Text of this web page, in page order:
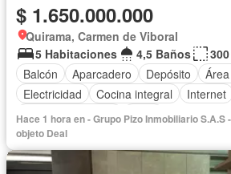
$ 1.650.000.000
Quirama, Carmen de Viboral
5 Habitaciones
4,5 Baños
Balcón
Aparcadero Depósito
Electricidad
Cocina integral Internet
Cuarto de servicio
Agua
Hace 1 hora en - Grupo Pizo Inmobiliario S.A.S
objeto Deal